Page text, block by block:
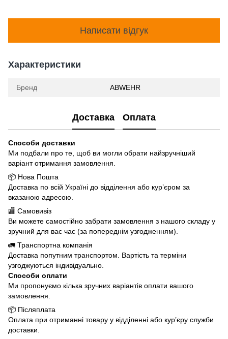
Написати відгук
Характеристики
Бренд ABWEHR
Доставка Оплата
Способи доставки
Ми подбали про те, щоб ви могли обрати найзручніший
варіант отримання замовлення.
📦 Нова Пошта
Доставка по всій Україні до відділення або кур’єром за
вказаною адресою.
🏬 Самовивіз
Ви можете самостійно забрати замовлення з нашого складу у
зручний для вас час (за попереднім узгодженням).
🚛 Транспортна компанія
Доставка попутним транспортом. Вартість та терміни
узгоджуються індивідуально.
Способи оплати
Ми пропонуємо кілька зручних варіантів оплати вашого
замовлення.
📦 Післяплата
Оплата при отриманні товару у відділенні або кур’єру служби
доставки.